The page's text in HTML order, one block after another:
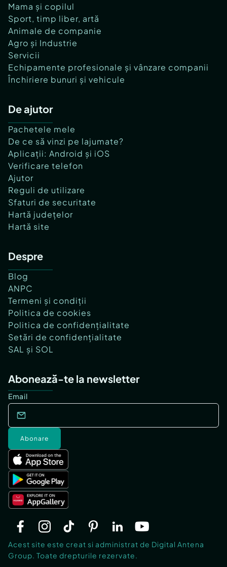
Mama și copilul
Sport, timp liber, artă
Animale de companie
Agro și Industrie
Servicii
Echipamente profesionale și vânzare companii
Închiriere bunuri și vehicule
De ajutor
Pachetele mele
De ce să vinzi pe lajumate?
Aplicații: Android și iOS
Verificare telefon
Ajutor
Reguli de utilizare
Sfaturi de securitate
Hartă județelor
Hartă site
Despre
Blog
ANPC
Termeni și condiții
Politica de cookies
Politica de confidențialitate
Setări de confidențialitate
SAL și SOL
Abonează-te la newsletter
Email
Abonare
Acest site este creat si administrat de Digital Antena
Group. Toate drepturile rezervate.